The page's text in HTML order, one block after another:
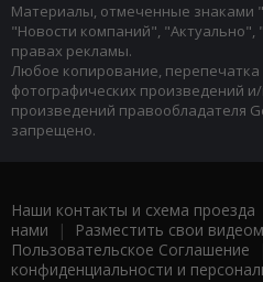
Материалы, отмеченные знаками
"Новости компаний", "Актуально",
правах рекламы.
Любое копирование, перепечатка
фотографических произведений
произведений правообладателя
запрещено.
Наши контакты и схема проезда
нами | Разместить свои
Пользовательское Соглашение
конфиденциальности и